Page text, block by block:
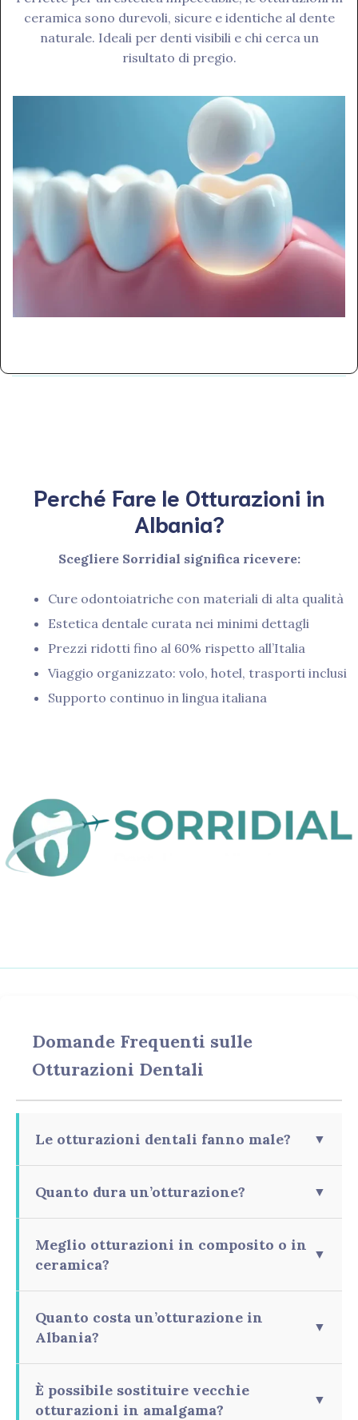
ceramica sono durevoli, sicure e identiche al dente
naturale. Ideali per denti visibili e chi cerca un
risultato di pregio.
Perché Fare le Otturazioni in
Albania?
Scegliere Sorridial significa ricevere:
Cure odontoiatriche con materiali di alta qualità
Estetica dentale curata nei minimi dettagli
Prezzi ridotti fino al 60% rispetto all’Italia
Viaggio organizzato: volo, hotel, trasporti inclusi
Supporto continuo in lingua italiana
Domande Frequenti sulle
Otturazioni Dentali
Le otturazioni dentali fanno male? ▼
Quanto dura un’otturazione? ▼
Meglio otturazioni in composito o in
ceramica?
▼
Quanto costa un’otturazione in
Albania?
▼
È possibile sostituire vecchie
otturazioni in amalgama?
▼